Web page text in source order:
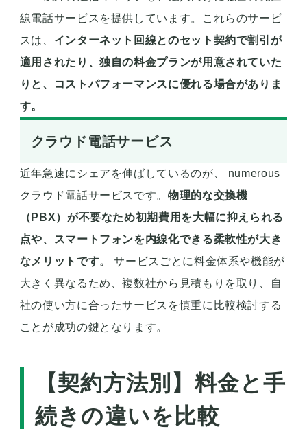
線電話サービスを提供しています。これらのサービ
スは、 インターネット回線とのセット契約で割引が
適用されたり、独自の料金プランが用意されていた
りと、コストパフォーマンスに優れる場合がありま
す。
クラウド電話サービス
近年急速にシェアを伸ばしているのが、 numerous
クラウド電話サービスです。 物理的な交換機
（PBX）が不要なため初期費用を大幅に抑えられる
点や、スマートフォンを内線化できる柔軟性が大き
なメリットです。
サービスごとに料金体系や機能が
大きく異なるため、複数社から見積もりを取り、自
社の使い方に合ったサービスを慎重に比較検討する
ことが成功の鍵となります。
【契約方法別】料金と手
続きの違いを比較